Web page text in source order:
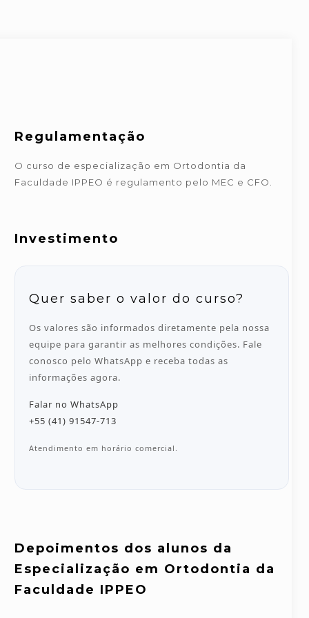
Regulamentação
O curso de especialização em Ortodontia da
Faculdade IPPEO é regulamento pelo MEC e CFO.
Investimento
Quer saber o valor do curso?
Os valores são informados diretamente pela nossa
equipe para garantir as melhores condições. Fale
conosco pelo WhatsApp e receba todas as
informações agora.
Falar no WhatsApp
+55 (41) 91547-713
Atendimento em horário comercial.
Depoimentos dos alunos da
Especialização em Ortodontia da
Faculdade IPPEO